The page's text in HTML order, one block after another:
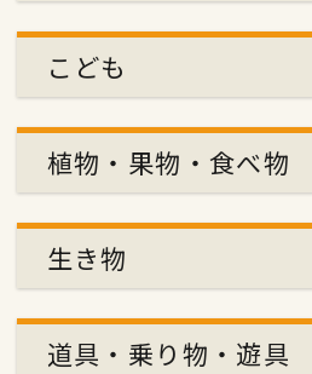
こども
植物・果物・食べ物
生き物
道具・乗り物・遊具